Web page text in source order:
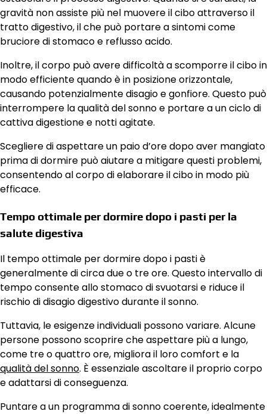
gravità non assiste più nel muovere il cibo attraverso il
tratto digestivo, il che può portare a sintomi come
bruciore di stomaco e reflusso acido.
Inoltre, il corpo può avere difficoltà a scomporre il cibo in
modo efficiente quando è in posizione orizzontale,
causando potenzialmente disagio e gonfiore. Questo può
interrompere la qualità del sonno e portare a un ciclo di
cattiva digestione e notti agitate.
Scegliere di aspettare un paio d’ore dopo aver mangiato
prima di dormire può aiutare a mitigare questi problemi,
consentendo al corpo di elaborare il cibo in modo più
efficace.
Tempo ottimale per dormire dopo i pasti per la
salute digestiva
Il tempo ottimale per dormire dopo i pasti è
generalmente di circa due o tre ore. Questo intervallo di
tempo consente allo stomaco di svuotarsi e riduce il
rischio di disagio digestivo durante il sonno.
Tuttavia, le esigenze individuali possono variare. Alcune
persone possono scoprire che aspettare più a lungo,
come tre o quattro ore, migliora il loro comfort e la
qualità del sonno. È essenziale ascoltare il proprio corpo
e adattarsi di conseguenza.
Puntare a un programma di sonno coerente, idealmente